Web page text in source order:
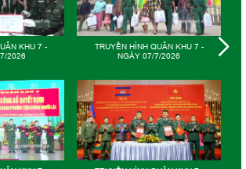
TRUYỀN HÌNH QUÂN KHU 7 -
NGÀY 12/5/2026
TRUYỀN HÌNH QUÂN
NGÀY 05/5/2026